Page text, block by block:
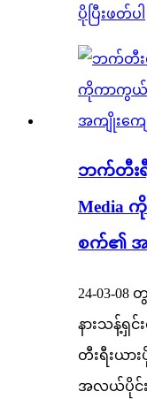
ပိုပြီးဖတ်ပါ
ဘက်တီးရီ
Media
စက်၏ အက
24-03-08
နားသန့်ရှ
တီးရီးယားပို
အလယ်ပိုင်းပို